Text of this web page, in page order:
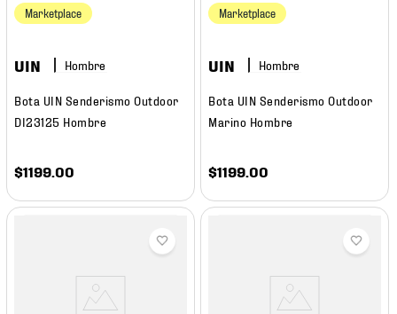
Marketplace
UIN Hombre
Bota UIN Senderismo Outdoor
DI23125 Hombre
$1199 .00
Marketplace
UIN Hombre
Bota UIN Senderismo Outdoor
Marino Hombre
$1199 .00